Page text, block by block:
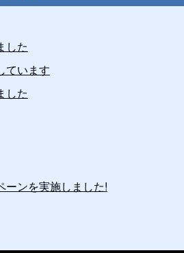
した
ています
した
ーンを実施しました!